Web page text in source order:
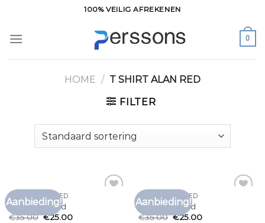
inhoud
100% VEILIG AFREKENEN
0
HOME / T SHIRT ALAN RED
FILTER
Aanbieding!
T SHIRT ALAN RED
t shirt alan red
€35.00 €25.00
Aanbieding!
T SHIRT ALAN RED
t shirt alan red
€35.00 €25.00